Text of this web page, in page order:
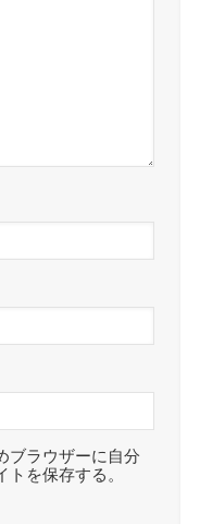
ブラウザーに自分
を保存する。